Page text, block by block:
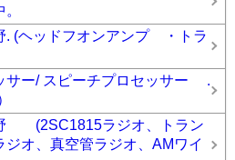
. (ヘッドフオンアンプ ・トラ
サー/ スピーチプロセッサー .
(2SC1815ラジオ、トラン
ジオ、真空管ラジオ、AMワイ